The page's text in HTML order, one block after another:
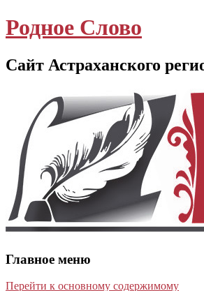
Родное Слово
Сайт Астраханского
Главное меню
Перейти к основному содержимому